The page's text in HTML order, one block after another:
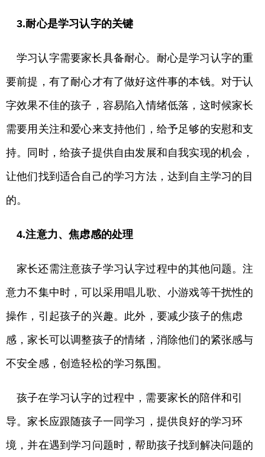
3.耐心是学习认字的关键
学习认字需要家长具备耐心。耐心是学习认字的重
要前提，有了耐心才有了做好这件事的本钱。对于认
字效果不佳的孩子，容易陷入情绪低落，这时候家长
需要用关注和爱心来支持他们，给予足够的安慰和支
持。同时，给孩子提供自由发展和自我实现的机会，
让他们找到适合自己的学习方法，达到自主学习的目
的。
4.注意力、焦虑感的处理
家长还需注意孩子学习认字过程中的其他问题。注
意力不集中时，可以采用唱儿歌、小游戏等干扰性的
操作，引起孩子的兴趣。此外，要减少孩子的焦虑
感，家长可以调整孩子的情绪，消除他们的紧张感与
不安全感，创造轻松的学习氛围。
孩子在学习认字的过程中，需要家长的陪伴和引
导。家长应跟随孩子一同学习，提供良好的学习环
境，并在遇到学习问题时，帮助孩子找到解决问题的